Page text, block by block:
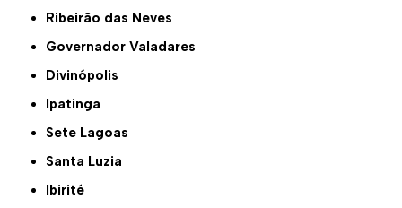
Ribeirão das Neves
Governador Valadares
Divinópolis
Ipatinga
Sete Lagoas
Santa Luzia
Ibirité